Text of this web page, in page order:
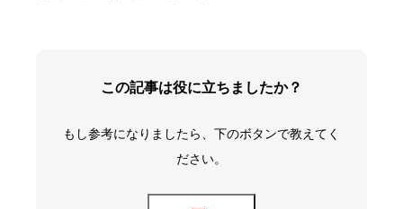
この記事は役に立ちましたか？
もし参考になりましたら、下のボタンで教えてく
ださい。